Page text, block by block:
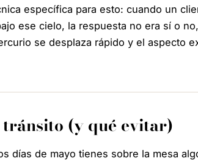
específica para esto: cuando un
ese cielo, la respuesta no era sí o
se desplaza rápido y el aspecto
tránsito (y qué evitar)
días de mayo tienes sobre la mesa